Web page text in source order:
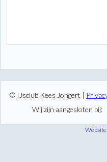
© IJsclub Kees Jongert |
Wij zijn aangesloten bij: